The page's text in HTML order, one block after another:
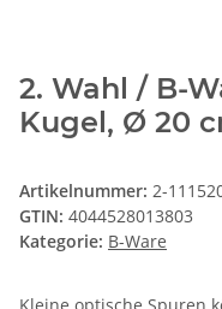
2. Wahl / B-
Kugel, Ø 20
Artikelnummer: 2-
GTIN: 4044528013803
Kategorie: B-Ware